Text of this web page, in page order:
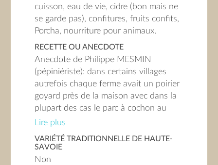
cuisson, eau de vie, cidre (bon mais ne
se garde pas), confitures, fruits confits,
Porcha, nourriture pour animaux.
RECETTE OU ANECDOTE
Anecdote de Philippe MESMIN
(pépiniériste): dans certains villages
autrefois chaque ferme avait un poirier
goyard près de la maison avec dans la
plupart des cas le parc à cochon au
dessous! En Suisse, le cidre obtenu est
chauffé jusqu'à obtenir un jus sirupeux
dénommé "vin cuit".
Lire plus
VARIÉTÉ TRADITIONNELLE DE HAUTE-
SAVOIE
Non